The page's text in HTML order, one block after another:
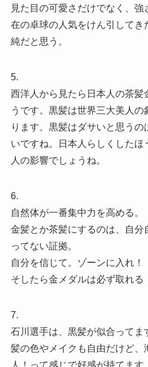
見た目の可愛さだけでなく、強
在の卓球の人気をけん引してき
純だと思う。
5.
西洋人から見たら日本人の茶髪
うです。黒髪は世界三大美人
ります。黒髪はダサいと思う
いですね。日本人らしくした
人の影響でしょうね。
6.
自然体が一番集中力を高める。
金髪とか茶髪にするのは、自分
ってない証拠。
自分を信じて。ゾーンに入れ！
そしたら金メダルは必ず取れる
7.
石川選手は、黒髪が似合ってま
髪の色やメイクも自由だけど、
人！って感じで好感が持てます。